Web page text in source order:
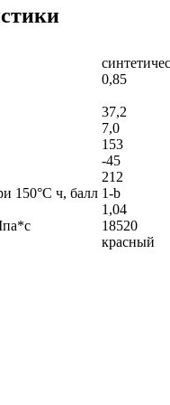
0,85
37,2
7,0
153
-45
212
150°С ч, балл 1-b
1,04
18520
красный